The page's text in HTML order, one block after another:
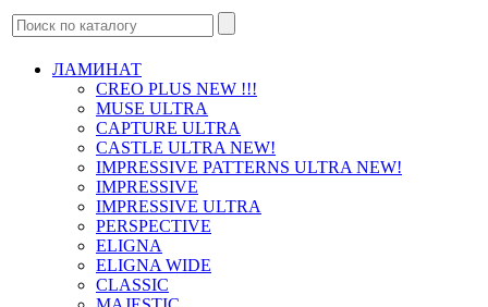
ЛАМИНАТ
CREO PLUS NEW !!!
MUSE ULTRA
CAPTURE ULTRA
CASTLE ULTRA NEW!
IMPRESSIVE PATTERNS ULTRA NEW!
IMPRESSIVE
IMPRESSIVE ULTRA
PERSPECTIVE
ELIGNA
ELIGNA WIDE
CLASSIC